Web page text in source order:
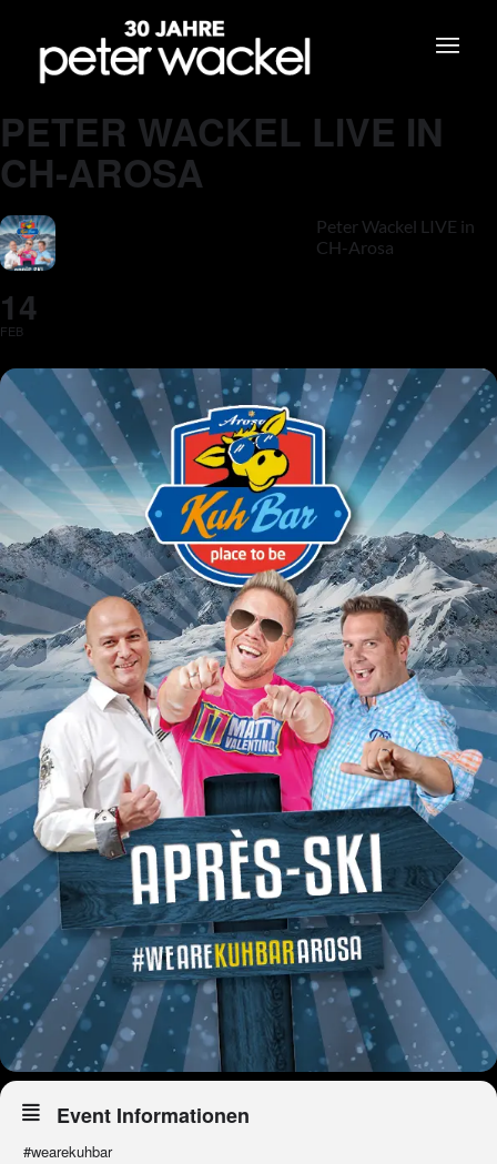
PETER WACKEL LIVE IN
CH-AROSA
14
FEB
Peter Wackel LIVE in
CH-Arosa
Event Informationen
#wearekuhbar